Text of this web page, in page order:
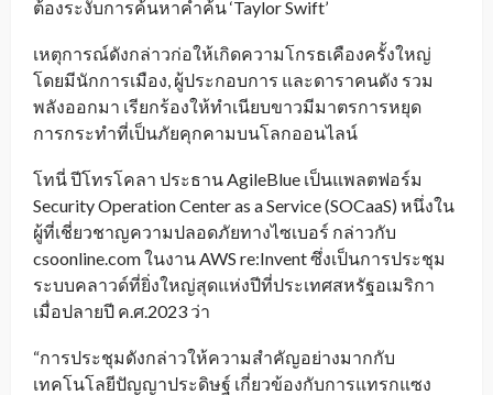
ต้องระงับการค้นหาคำค้น ‘Taylor Swift’
เหตุการณ์ดังกล่าวก่อให้เกิดความโกรธเคืองครั้งใหญ่
โดยมีนักการเมือง, ผู้ประกอบการ และดาราคนดัง รวม
พลังออกมา เรียกร้องให้ทำเนียบขาวมีมาตรการหยุด
การกระทำที่เป็นภัยคุกคามบนโลกออนไลน์
โทนี่ ปีโทรโคลา ประธาน AgileBlue เป็นแพลตฟอร์ม
Security Operation Center as a Service (SOCaaS) หนึ่งใน
ผู้ที่เชี่ยวชาญความปลอดภัยทางไซเบอร์ กล่าวกับ
csoonline.com ในงาน AWS re:Invent ซึ่งเป็นการประชุม
ระบบคลาวด์ที่ยิ่งใหญ่สุดแห่งปีที่ประเทศสหรัฐอเมริกา
เมื่อปลายปี ค.ศ.2023 ว่า
“การประชุมดังกล่าวให้ความสำคัญอย่างมากกับ
เทคโนโลยีปัญญาประดิษฐ์ เกี่ยวข้องกับการแทรกแซง